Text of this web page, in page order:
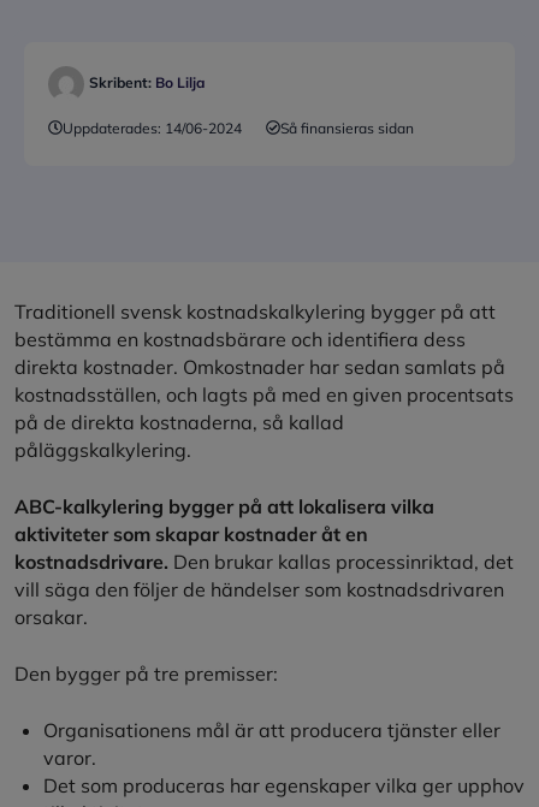
Skribent: Bo Lilja
Uppdaterades: 14/06-2024 Så finansieras sidan
Traditionell svensk kostnadskalkylering bygger på att
bestämma en kostnadsbärare och identifiera dess
direkta kostnader. Omkostnader har sedan samlats på
kostnadsställen, och lagts på med en given procentsats
på de direkta kostnaderna, så kallad
påläggskalkylering.
ABC-kalkylering bygger på att lokalisera vilka
aktiviteter som skapar kostnader åt en
kostnadsdrivare. Den brukar kallas processinriktad, det
vill säga den följer de händelser som kostnadsdrivaren
orsakar.
Den bygger på tre premisser:
Organisationens mål är att producera tjänster eller
varor.
Det som produceras har egenskaper vilka ger upphov